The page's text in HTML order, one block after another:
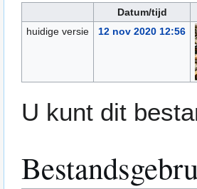
Datum/tijd
huidige versie
12 nov 2020 12:56
U kunt dit